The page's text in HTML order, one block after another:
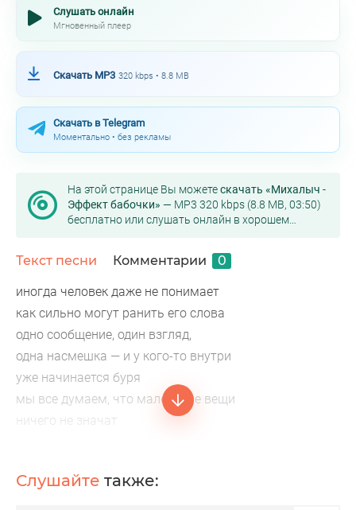
Слушать онлайн
Мгновенный плеер
Скачать MP3 320 kbps • 8.8 MB
Скачать в Telegram
Моментально • без рекламы
На этой странице Вы можетескачать «Михалыч -
Эффект бабочки» — MP3 320 kbps (8.8 MB, 03:50)
бесплатно или слушать онлайн в хорошем
Текст песни Комментарии 0
иногда человек даже не понимает
как сильно могут ранить его слова
одно сообщение, один взгляд,
одна насмешка — и у кого-то внутри
уже начинается буря
мы все думаем, что маленькие вещи
ничего не значат
они хрупче, чем кажутся
Слушайте также: